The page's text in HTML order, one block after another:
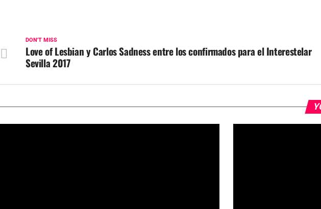
DON'T MISS
Love of Lesbian y Carlos Sadness entre los confirmados para el Interestelar
Sevilla 2017